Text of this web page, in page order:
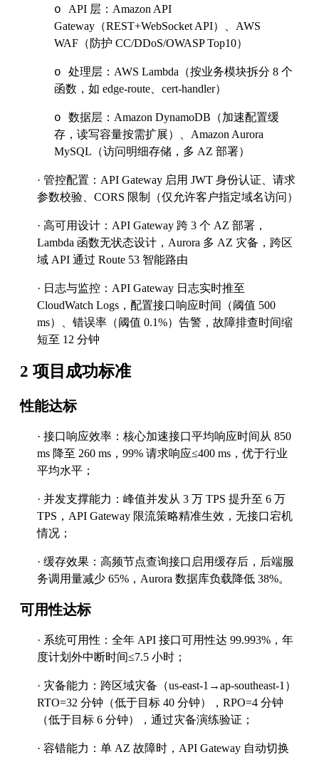
oAPI 层：Amazon API
Gateway（REST+WebSocket API）、AWS
WAF（防护 CC/DDoS/OWASP Top10）
o处理层： AWS Lambda（按业务模块拆分 8 个
函数，如edge-route 、cert-handler）
o数据层： Amazon DynamoDB（加速配置缓
存，读写容量按需扩展）、Amazon Aurora
MySQL（访问明细存储，多 AZ 部署）
·管控配置： API Gateway 启用 JWT 身份认证、请求
参数校验、CORS 限制（仅允许客户指定域名访问）
·高可用设计： API Gateway 跨 3 个 AZ 部署，
Lambda 函数无状态设计，Aurora 多 AZ 灾备，跨区
域 API 通过 Route 53 智能路由
· 日志与监控： API Gateway 日志实时推至
CloudWatch Logs，配置接口响应时间（阈值 500
ms）、错误率（阈值 0.1%）告警，故障排查时间缩
短至 12 分钟
2 项目成功标准
性能达标
·接口响应效率：核心加速接口平均响应时间从 850
ms 降至 260 ms，99% 请求响应≤400 ms，优于行业
平均水平；
·并发支撑能力：峰值并发从 3 万 TPS 提升至 6 万
TPS，API Gateway 限流策略精准生效，无接口宕机
情况；
·缓存效果：高频节点查询接口启用缓存后，后端服
务调用量减少 65%，Aurora 数据库负载降低 38%。
可用性达标
· 系统可用性：全年 API 接口可用性达 99.993%，年
度计划外中断时间≤7.5 小时；
· 灾备能力：跨区域灾备（us-east-1 →ap-southeast-1）
RTO=32 分钟（低于目标 40 分钟），RPO=4 分钟
（低于目标 6 分钟），通过灾备演练验证；
·容错能力：单 AZ 故障时，API Gateway 自动切换